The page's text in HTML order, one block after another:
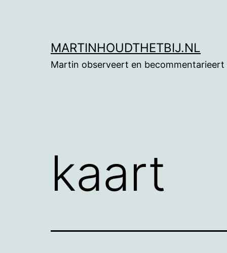
MARTINHOUDTHETBIJ.NL
Martin observeert en becommentarieert
kaart